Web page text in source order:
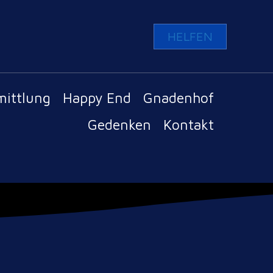
HELFEN
Happy End
Gnadenhof
Gedenken
Kontakt